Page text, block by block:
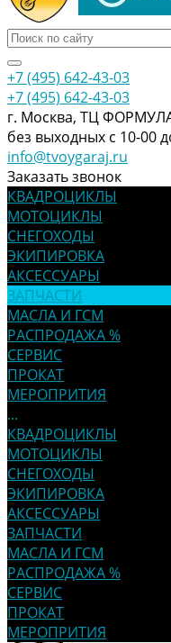
+7 (495) 642-43-03
+7 (495) 642-43-03
г. Москва, ТЦ
без выходных с 10-00
info@tvoygaraj.ru
Заказать звонок
КВАДРОЦИКЛЫ
МОТОЦИКЛЫ
СНЕГОХОДЫ
ЭКИПИРОВКА
АКСЕССУАРЫ
ЗАПЧАСТИ
МАСЛА И ГСМ
РАСПРОДАЖА %
СЕРВИС
ПРОКАТ
МЕРОПРИТИЯ
...
КВАДРОЦИКЛЫ
МОТОЦИКЛЫ
СНЕГОХОДЫ
ЭКИПИРОВКА
АКСЕССУАРЫ
ЗАПЧАСТИ
МАСЛА И ГСМ
РАСПРОДАЖА %
СЕРВИС
ПРОКАТ
МЕРОПРИТИЯ